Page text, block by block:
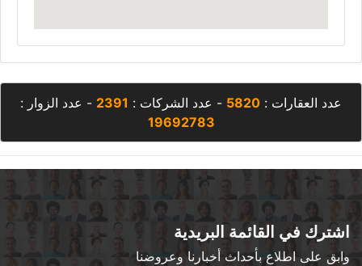
عدد العقارات : 5820 - عدد الشركات : 2391 - عدد الزوار :
19692783
اشترك في القائمة البريدية
وابق على اطلاع بأحداث أخبارنا وعروضنا